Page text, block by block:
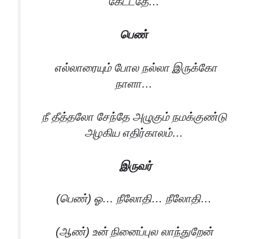
பெண்
எல்லாரையும் போல நல்லா இருக்கோ
நாளா…
நீ தீத்தலோ சேந்தே அழுகும் நமக்குண்டு
அழகிய எதிர்காலம்…
இருவர்
(பெண்) ஓ… நீலோதி… நீலோதி…
(ஆண்) உன் நினைப்புல லாந்துறேன்